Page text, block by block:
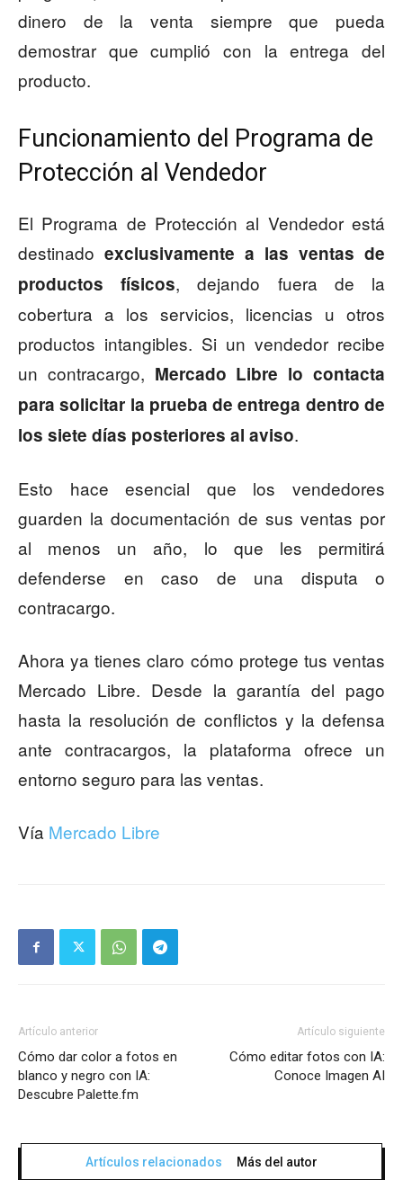
dinero de la venta siempre que pueda
demostrar que cumplió con la entrega del
producto.
Funcionamiento del Programa de
Protección al Vendedor
El Programa de Protección al Vendedor está
destinado exclusivamente a las ventas de
productos físicos, dejando fuera de la
cobertura a los servicios, licencias u otros
productos intangibles. Si un vendedor recibe
un contracargo, Mercado Libre lo contacta
para solicitar la prueba de entrega dentro de
los siete días posteriores al aviso.
Esto hace esencial que los vendedores
guarden la documentación de sus ventas por
al menos un año, lo que les permitirá
defenderse en caso de una disputa o
contracargo.
Ahora ya tienes claro cómo protege tus ventas
Mercado Libre. Desde la garantía del pago
hasta la resolución de conflictos y la defensa
ante contracargos, la plataforma ofrece un
entorno seguro para las ventas.
Vía Mercado Libre
Artículo anterior
Cómo dar color a fotos en
blanco y negro con IA:
Descubre Palette.fm
Artículo siguiente
Cómo editar fotos con IA:
Conoce Imagen AI
Artículos relacionados Más del autor